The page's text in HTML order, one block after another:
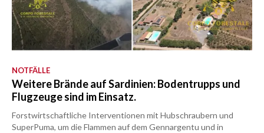
NOTFÄLLE
Weitere Brände auf Sardinien: Bodentrupps und
Flugzeuge sind im Einsatz.
Forstwirtschaftliche Interventionen mit Hubschraubern und
SuperPuma, um die Flammen auf dem Gennargentu und in